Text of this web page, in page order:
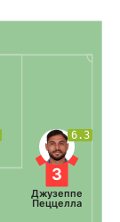
6.3
3
Джузеппе
Пеццелла